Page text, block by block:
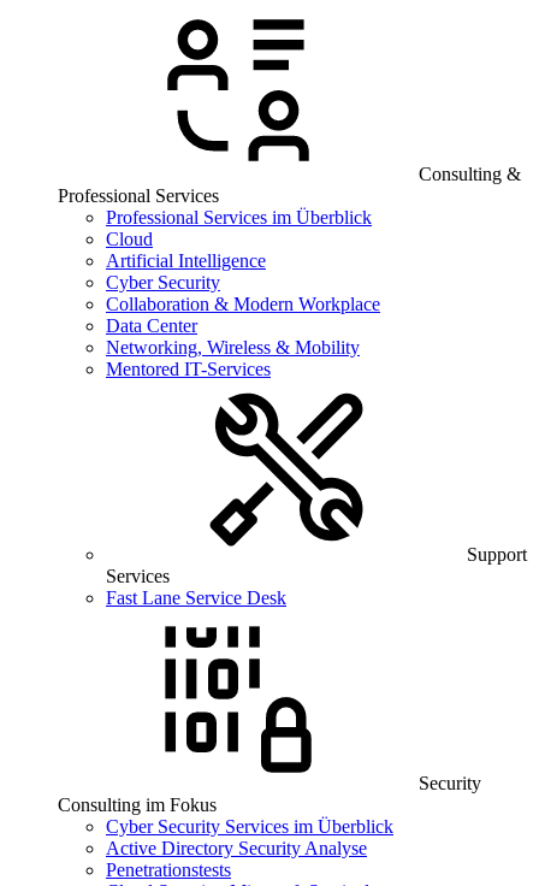
Consulting &
Professional Services
Professional Services im Überblick
Cloud
Artificial Intelligence
Cyber Security
Collaboration & Modern Workplace
Data Center
Networking, Wireless & Mobility
Mentored IT-Services
Support
Services
Fast Lane Service Desk
Security
Consulting im Fokus
Cyber Security Services im Überblick
Active Directory Security Analyse
Penetrationstests